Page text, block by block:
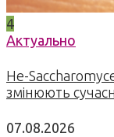
4
Актуально
Не-
змінюють
07.08.2026